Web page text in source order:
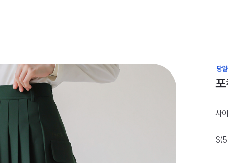
사